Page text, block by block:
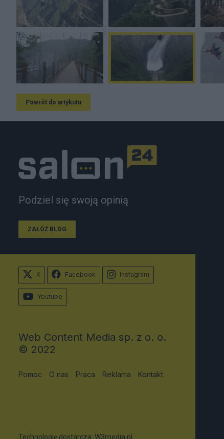
Powrót do artykułu
Podziel się swoją opinią
ZAŁÓŻ BLOG
X Facebook Instagram
Youtube
Web Content Media sp. z o. o.
© 2022
Pomoc O nas Praca Reklama Kontakt
Technologię dostarcza: W3media.pl